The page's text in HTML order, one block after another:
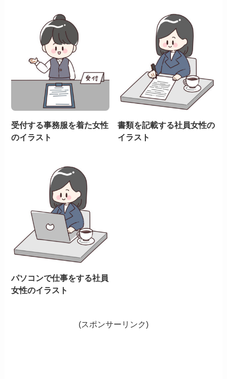
受付する事務服を着た女性
のイラスト
書類を記載する社員女性の
イラスト
パソコンで仕事をする社員
女性のイラスト
(スポンサーリンク)